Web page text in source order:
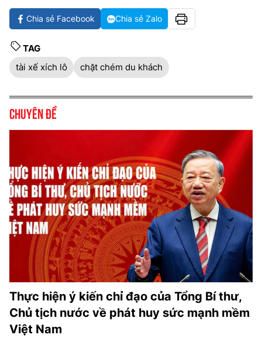
Chia sẻ Facebook Chia sẻ Zalo
TAG
tài xế xích lô
chặt chém du khách
Chuyên đề
Thực hiện ý kiến chỉ đạo của Tổng Bí thư,
Chủ tịch nước về phát huy sức mạnh mềm
Việt Nam